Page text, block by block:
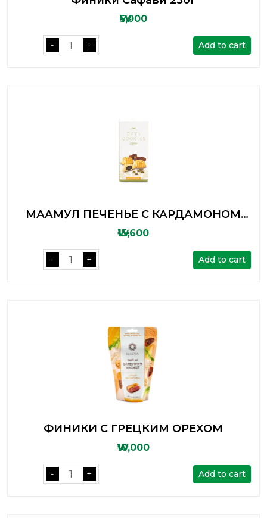
₩5,000
- + Add to cart
МААМУЛ ПЕЧЕНЬЕ С КАРДАМОНОМ
250Г
₩15,600
- + Add to cart
ФИНИКИ С ГРЕЦКИМ ОРЕХОМ
₩10,000
- + Add to cart